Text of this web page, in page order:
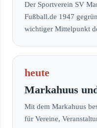
Der Sportverein SV
Fußball.de 1947
wichtiger Mittelpunkt
heute
Markahuus
Mit dem Markahuus
für Vereine,